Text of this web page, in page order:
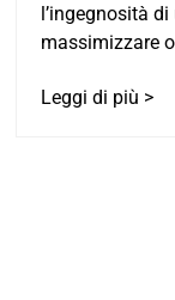
l’ingegnosità
massimizzare
Leggi di più >